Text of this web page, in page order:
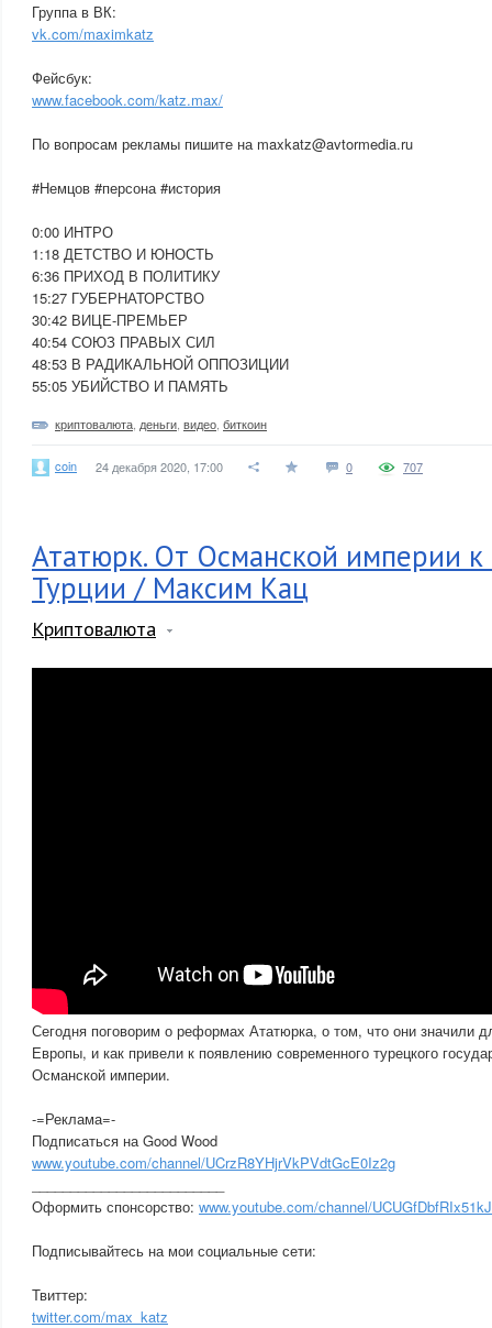
Группа в ВК:
vk.com/maximkatz
Фейсбук:
www.facebook.com/katz.max/
По вопросам рекламы пишите на maxkatz@avtormedia.ru
#Немцов #персона #история
0:00 ИНТРО
1:18 ДЕТСТВО И ЮНОСТЬ
6:36 ПРИХОД В ПОЛИТИКУ
15:27 ГУБЕРНАТОРСТВО
30:42 ВИЦЕ-ПРЕМЬЕР
40:54 СОЮЗ ПРАВЫХ СИЛ
48:53 В РАДИКАЛЬНОЙ ОППОЗИЦИИ
55:05 УБИЙСТВО И ПАМЯТЬ
криптовалюта деньги видео биткоин
coin 24 декабря 2020, 17:00 0 707
Ататюрк. От Османской империи к
Турции / Максим Кац
Криптовалюта
Сегодня поговорим о реформах Ататюрка, о том, что они значили
Европы, и как привели к появлению современного турецкого
Османской империи.
-=Реклама=-
Подписаться на Good Wood
www.youtube.com/channel/UCrzR8YHjrVkPVdtGcE0Iz2g
Оформить спонсорство: www.youtube.com/channel/
Подписывайтесь на мои социальные сети:
Твиттер:
twitter.com/max_katz